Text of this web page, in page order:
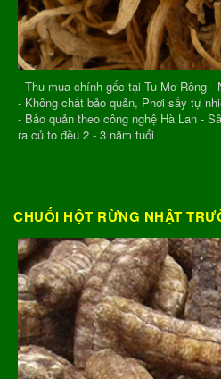
- Thu mua chính gốc tại Tu Mơ Rông -
- Không chất bảo quản, Phơi sấy tự
- Bảo quản theo công nghệ Hà Lan -
ra củ to đều 2 - 3 năm tuổi
CHUỐI HỘT RỪNG NHẬT